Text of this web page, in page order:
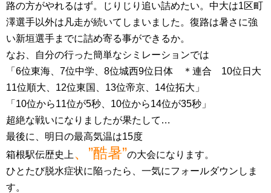
路の方がやれるはず。じりじり追い詰めたい。中大は1区町
澤選手以外は凡走が続いてしまいました。復路は暑さに強
い新垣選手までに詰め寄る事ができるか。
なお、自分の行った簡単なシミレーションでは
6位東海、7位中学、8位城西9位日体 ＊連合 10位日大
11位順大、12位東国、13位帝京、14位拓大
10位から11位が5秒、10位から14位が35秒
超絶な戦いになりましたが果たして…
最後に、明日の最高気温は15度
箱根駅伝歴史上 、”酷暑”の大会になります。
ひとたび脱水症状に陥ったら、一気にフォールダウンしま
す。